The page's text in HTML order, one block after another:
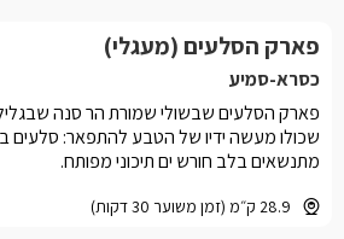
פארק הסלעים (מעגלי)
כסרא-סמיע
28.9 ק״מ (זמן משוער 30 דקות)
פארק הסלעים שבשולי שמורת הר סנה
שכולו מעשה ידיו של הטבע להתפאר: סלעים
מתנשאים בלב חורש ים תיכוני מפותח.